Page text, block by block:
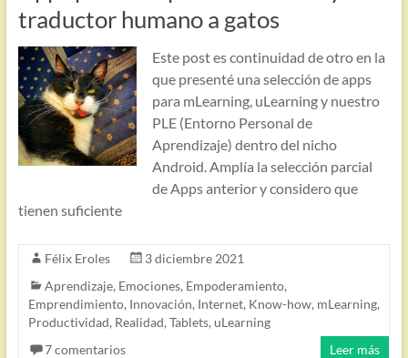
traductor humano a gatos
Este post es continuidad de otro en la
que presenté una selección de apps
para mLearning, uLearning y nuestro
PLE (Entorno Personal de
Aprendizaje) dentro del nicho
Android. Amplía la selección parcial
de Apps anterior y considero que
tienen suficiente
Félix Eroles
3 diciembre 2021
Aprendizaje, Emociones, Empoderamiento,
Emprendimiento, Innovación, Internet, Know-how, mLearning,
Productividad, Realidad, Tablets, uLearning
7 comentarios
Leer más